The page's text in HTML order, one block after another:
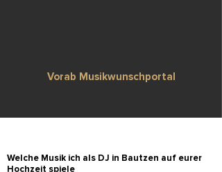
Vorab Musikwunschportal
Welche Musik ich als DJ in Bautzen auf eurer
Hochzeit spiele